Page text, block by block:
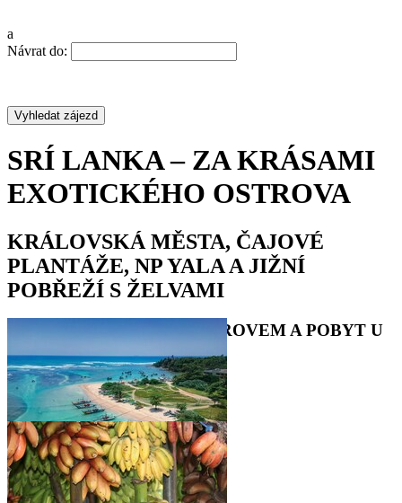
a
Návrat do:
SRÍ LANKA – ZA KRÁSAMI
EXOTICKÉHO OSTROVA
KRÁLOVSKÁ MĚSTA, ČAJOVÉ
PLANTÁŽE, NP YALA A JIŽNÍ
POBŘEŽÍ S ŽELVAMI
POZNÁVACÍ OKRUH OSTROVEM A POBYT U
•••••••••••••••••